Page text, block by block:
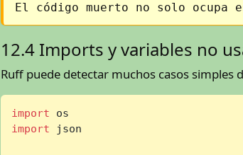
El código muerto no solo
12.4 Imports y variables no
Ruff puede detectar muchos casos simples
import
import json